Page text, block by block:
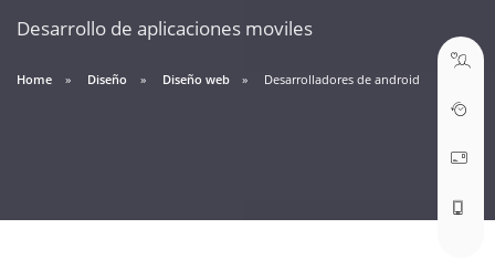
Desarrollo de aplicaciones moviles
Home Diseño Diseño web Desarrolladores de android
soporte@webseo.cl